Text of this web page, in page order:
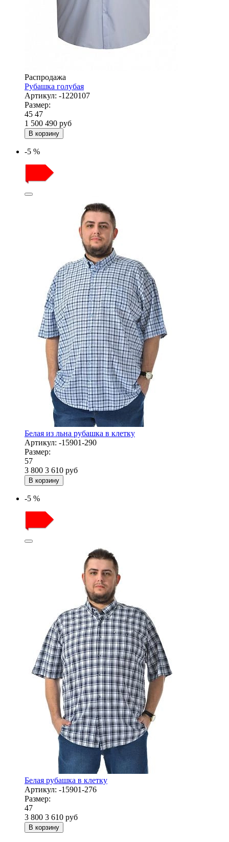
Распродажа
Рубашка голубая
Артикул: -1220107
Размер:
45 47
1 500 490 руб
В корзину
-5 %
Белая из льна рубашка в клетку
Артикул: -15901-290
Размер:
57
3 800 3 610 руб
В корзину
-5 %
Белая рубашка в клетку
Артикул: -15901-276
Размер:
47
3 800 3 610 руб
В корзину